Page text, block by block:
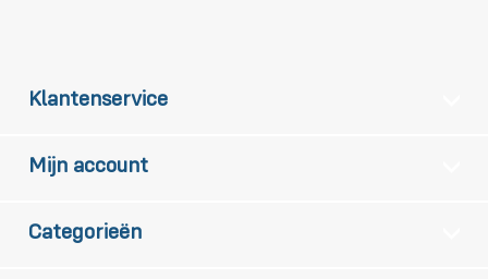
Klantenservice
Mijn account
Categorieën